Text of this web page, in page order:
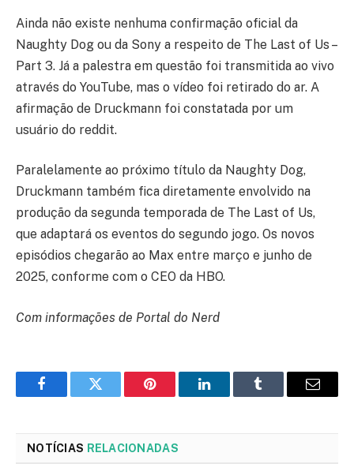
Ainda não existe nenhuma confirmação oficial da
Naughty Dog ou da Sony a respeito de The Last of Us –
Part 3. Já a palestra em questão foi transmitida ao vivo
através do YouTube, mas o vídeo foi retirado do ar. A
afirmação de Druckmann foi constatada por um
usuário do reddit.
Paralelamente ao próximo título da Naughty Dog,
Druckmann também fica diretamente envolvido na
produção da segunda temporada de The Last of Us,
que adaptará os eventos do segundo jogo. Os novos
episódios chegarão ao Max entre março e junho de
2025, conforme com o CEO da HBO.
Com informações de Portal do Nerd
FacebookTwitter Pinterest LinkedInTumblr Email
NOTÍCIAS RELACIONADAS